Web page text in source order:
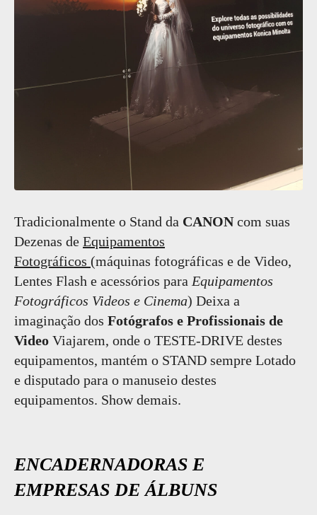
Tradicionalmente o Stand da CANONcom suas
Dezenas de Equipamentos
Fotográficos (máquinas fotográficas e de Video,
Lentes Flash e acessórios para Equipamentos
Fotográficos Videos e Cinema) Deixa a
imaginação dos Fotógrafos e Profissionais de
Video Viajarem, onde o TESTE-DRIVE destes
equipamentos, mantém o STAND sempre Lotado
e disputado para o manuseio destes
equipamentos. Show demais.
ENCADERNADORAS E
EMPRESAS DE ÁLBUNS